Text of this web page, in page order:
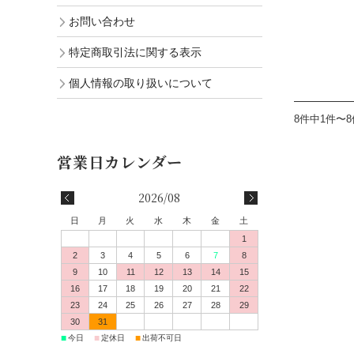
8件中1件〜
お問い合わせ
特定商取引法に関する表示
個人情報の取り扱いについて
2026/08
日 月 火 水 木 金
土
1
2
3 4 5 6 7
8
9
10 11 12 13 14
15
16
17 18 19 20 21
22
23
24 25 26 27 28
29
30
31
■今日 ■定休日 ■出荷不可日